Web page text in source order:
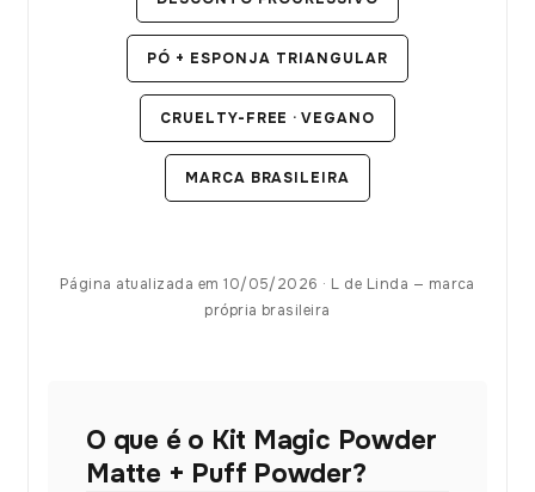
PÓ + ESPONJA TRIANGULAR
CRUELTY-FREE · VEGANO
MARCA BRASILEIRA
Página atualizada em 10/05/2026 · L de Linda — marca
própria brasileira
O que é o Kit Magic Powder
Matte + Puff Powder?